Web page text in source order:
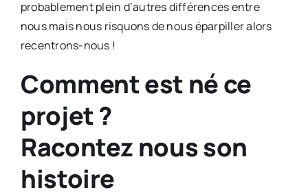
probablement plein d’autres différences entre
nous mais nous risquons de nous éparpiller alors
recentrons-nous !
Comment est né ce
projet ?
Racontez nous son
histoire